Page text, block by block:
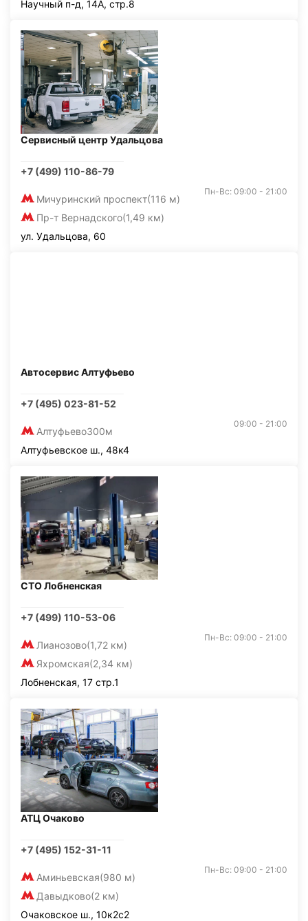
Научный п-д, 14А, стр.8
Сервисный центр Удальцова
+7 (499) 110-86-79
Мичуринский проспект(116 м)
Пр-т Вернадского(1,49 км)
Пн-Вс: 09:00 - 21:00
ул. Удальцова, 60
Автосервис Алтуфьево
+7 (495) 023-81-52
Алтуфьево300м
09:00 - 21:00
Алтуфьевское ш., 48к4
СТО Лобненская
+7 (499) 110-53-06
Лианозово(1,72 км)
Яхромская(2,34 км)
Пн-Вс: 09:00 - 21:00
Лобненская, 17 стр.1
АТЦ Очаково
+7 (495) 152-31-11
Аминьевская(980 м)
Давыдково(2 км)
Пн-Вс: 09:00 - 21:00
Очаковское ш., 10к2с2